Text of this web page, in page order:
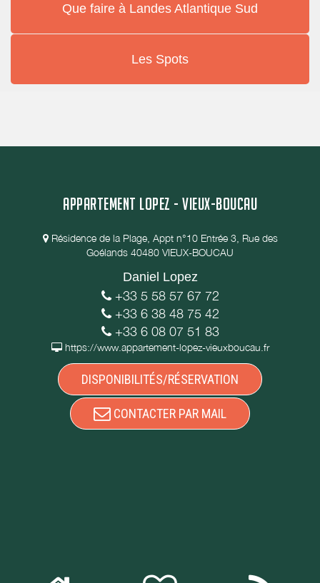
Que faire à Landes Atlantique Sud
Les Spots
APPARTEMENT LOPEZ - VIEUX-BOUCAU
Résidence de la Plage, Appt n°10 Entrée 3, Rue des
Goélands 40480 VIEUX-BOUCAU
Daniel Lopez
+33 5 58 57 67 72
+33 6 38 48 75 42
+33 6 08 07 51 83
https://www.appartement-lopez-vieuxboucau.fr
DISPONIBILITÉS/RÉSERVATION
CONTACTER PAR MAIL